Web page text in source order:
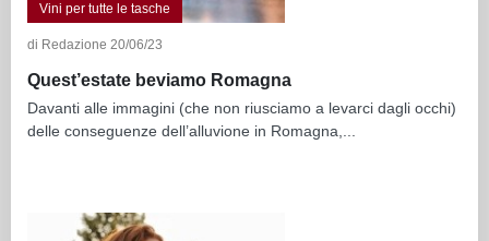
Vini per tutte le tasche
di Redazione 20/06/23
Quest’estate beviamo Romagna
Davanti alle immagini (che non riusciamo a levarci dagli occhi)
delle conseguenze dell’alluvione in Romagna,...